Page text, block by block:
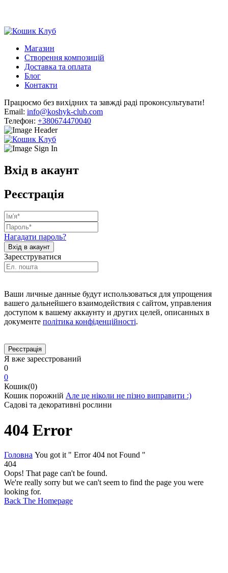
Магазин
Створення композицій
Доставка та оплата
Блог
Контакти
Працюємо без вихідних та завжді раді проконсультувати!
Email: info@koshyk-club.com
Телефон: +380674470040
Вхід в акаунт
Реєстрація
Нагадати пароль?
Зареєструватися
Ваши личные данные будут использоваться для упрощения
вашего дальнейшего взаимодействия с сайтом, управления
доступом к вашему аккаунту и других целей, описанных в
документе політика конфіденційності.
Я вже зареєстрований
0
0
Кошик(0)
Кошик порожній Але це ніколи не пізно виправити :)
Садові та декоративні рослини
404 Error
Головна You got it " Error 404 not Found "
404
Oops! That page can't be found.
We're really sorry but we can't seem to find the page you were
looking for.
Back The Homepage